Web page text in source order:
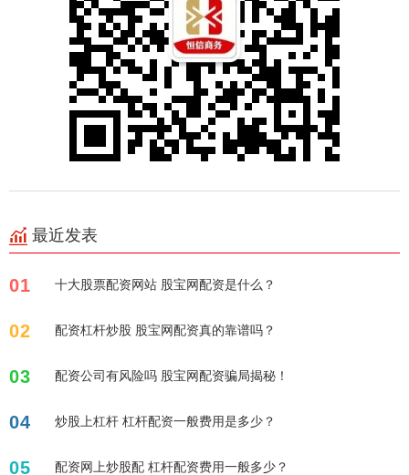
最近发表
01 十大股票配资网站 股宝网配资是什么？
02 配资杠杆炒股 股宝网配资真的靠谱吗？
03 配资公司有风险吗 股宝网配资骗局揭秘！
04 炒股上杠杆 杠杆配资一般费用是多少？
05 配资网上炒股配 杠杆配资费用一般多少？